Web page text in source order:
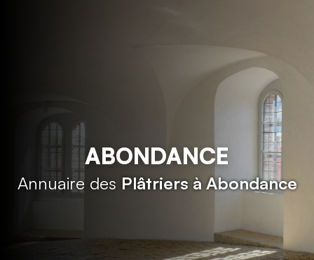
ABONDANCE
Annuaire des Plâtriers à Abondance